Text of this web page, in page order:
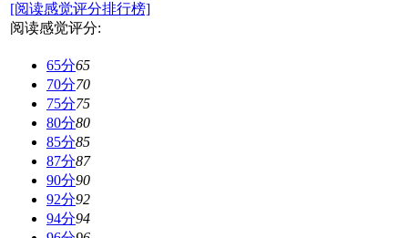
[阅读感觉评分排行榜]
阅读感觉评分:
65分65
70分70
75分75
80分80
85分85
87分87
90分90
92分92
94分94